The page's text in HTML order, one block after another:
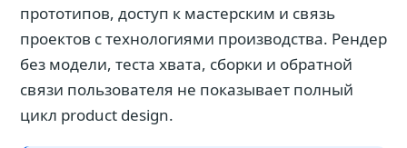
прототипов, доступ к мастерским и связь
проектов с технологиями производства. Рендер
без модели, теста хвата, сборки и обратной
связи пользователя не показывает полный
цикл product design.